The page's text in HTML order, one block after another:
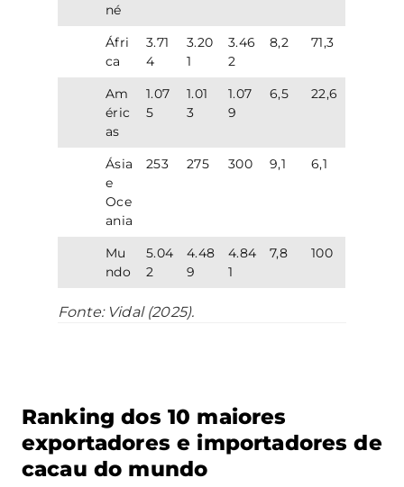
né
Áfri
ca
3.71
4
3.20
1
3.46
2
8,2 71,3
Am
éric
as
1.07
5
1.01
3
1.07
9
6,5 22,6
Ásia
e
Oce
ania
253 275 300 9,1 6,1
Mu
ndo
5.04
2
4.48
9
4.84
1
7,8 100
Fonte: Vidal (2025).
Ranking dos 10 maiores
exportadores e importadores de
cacau do mundo